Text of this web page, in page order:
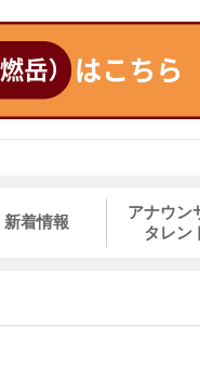
新着情報
アナウン
タレン